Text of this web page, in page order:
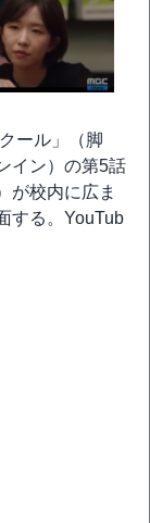
ール」（脚
イン）の第5話
が校内に広ま
する。YouTub